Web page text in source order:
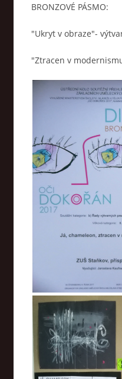
BRONZOVÉ PÁSMO:
"Ukryt v obraze"-
"Ztracen v